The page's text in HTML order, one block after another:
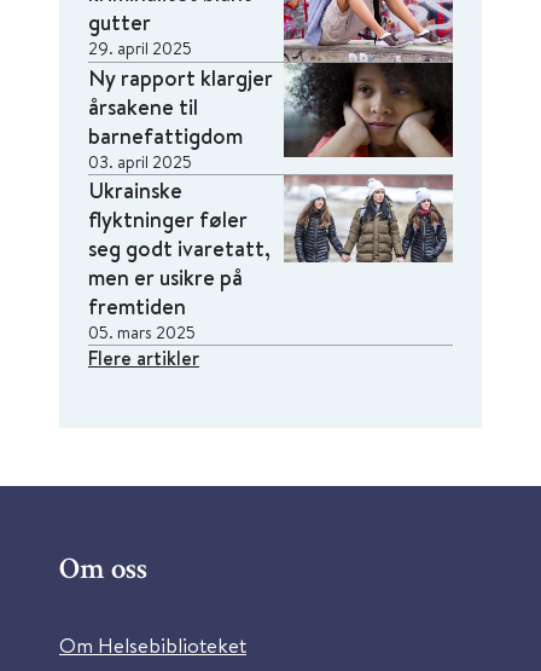
gutter
29. april 2025
Ny rapport klargjer
årsakene til
barnefattigdom
03. april 2025
Ukrainske
flyktninger føler
seg godt ivaretatt,
men er usikre på
fremtiden
05. mars 2025
Flere artikler
Om oss
Om Helsebiblioteket